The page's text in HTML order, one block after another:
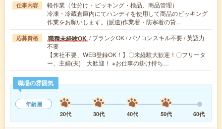
仕事内容
軽作業（仕分け・ピッキング・検品、商品管理）
冷凍・冷蔵倉庫内にてハンディを使用して商品のピッキング
作業をお願いします。(派遣)作業着・防寒着の貸…
応募資格 職種未経験OK / ブランクOK / パソコンスキル不要 / 英語力
不要
【来社不要、WEB登録OK！】〇未経験大歓迎！〇フリータ
ー、主婦(夫) 大歓迎！ ※お仕事の掛け持ち…
職場の雰囲気
年齢層
20代
30代 40代 50代 60代